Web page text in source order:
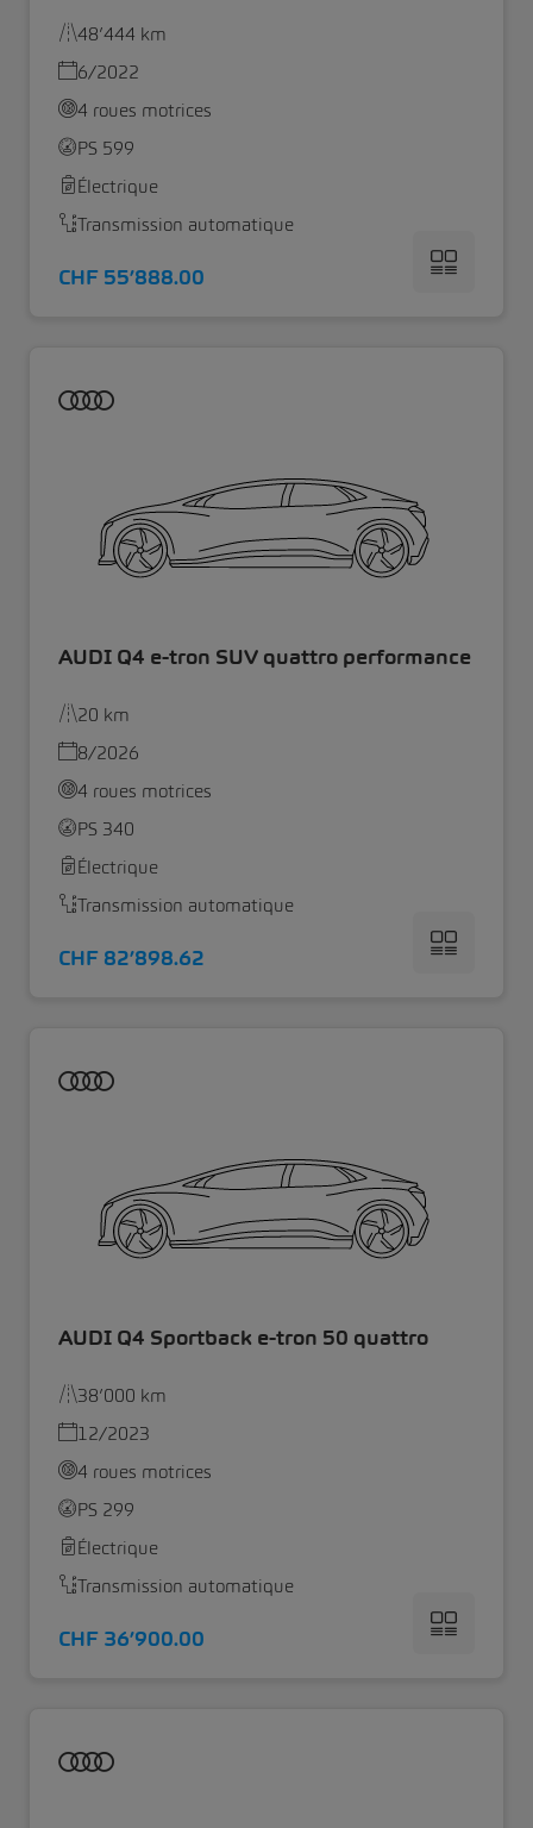
48’444 km
6/2022
4 roues motrices
PS 599
Électrique
Transmission automatique
CHF 55’888.00
AUDI Q4 e-tron SUV quattro performance
20 km
8/2026
4 roues motrices
PS 340
Électrique
Transmission automatique
CHF 82’898.62
AUDI Q4 Sportback e-tron 50 quattro
38’000 km
12/2023
4 roues motrices
PS 299
Électrique
Transmission automatique
CHF 36’900.00